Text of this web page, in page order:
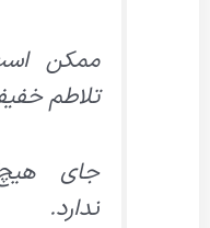
ممکن
تلاطم
جای
ندارد.